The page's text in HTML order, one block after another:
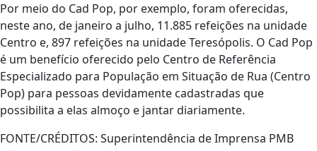
Por meio do Cad Pop, por exemplo, foram oferecidas,
neste ano, de janeiro a julho, 11.885 refeições na unidade
Centro e, 897 refeições na unidade Teresópolis. O Cad Pop
é um benefício oferecido pelo Centro de Referência
Especializado para População em Situação de Rua (Centro
Pop) para pessoas devidamente cadastradas que
possibilita a elas almoço e jantar diariamente.
FONTE/CRÉDITOS: Superintendência de Imprensa PMB